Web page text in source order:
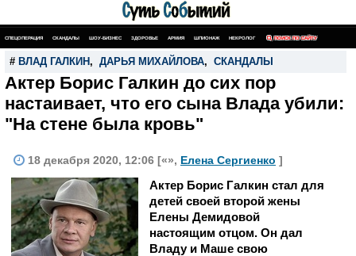
СПЕЦОПЕРАЦИЯ СКАНДАЛЫ ШОУ-БИЗНЕС ЗДОРОВЬЕ АРМИЯ ШПИОНАЖ НЕКРОЛОГ ПОИСК ПО САЙТУ
# ВЛАД ГАЛКИН , ДАРЬЯ МИХАЙЛОВА, СКАНДАЛЫ
Актер Борис Галкин до сих пор
настаивает, что его сына Влада убили:
"На стене была кровь"
18 декабря 2020, 12:06 [«», Елена Сергиенко ]
Актер Борис Галкин стал для
детей своей второй жены
Елены Демидовой
настоящим отцом. Он дал
Владу и Маше свою